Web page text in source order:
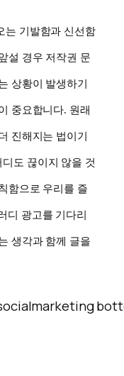
는 기발함과 신선함
설 경우 저작권 문
상황이 발생하기
중요합니다. 원래
진해지는 법이기
도 끊이지 않을 것
함으로 우리를 즐
디 광고를 기다리
생각과 함께 글을